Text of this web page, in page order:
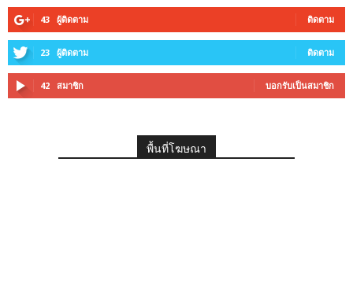
43 ผู้ติดตาม ติดตาม
23 ผู้ติดตาม ติดตาม
42 สมาชิก บอกรับเป็นสมาชิก
พื้นที่โฆษณา